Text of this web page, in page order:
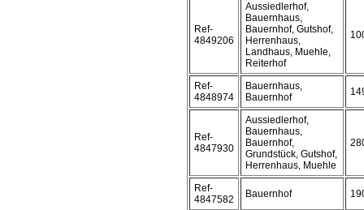
Ref-
4849206
Aussiedlerhof,
Bauernhaus,
Bauernhof, Gutshof,
Herrenhaus,
Landhaus, Muehle,
Reiterhof
Ref-
4848974
Bauernhaus,
Bauernhof
Ref-
4847930
Aussiedlerhof,
Bauernhaus,
Bauernhof,
Grundstück, Gutshof,
Herrenhaus, Muehle
Ref-
4847582
Bauernhof